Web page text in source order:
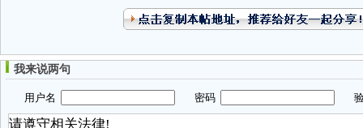
我来说两句
用户名 密码 验